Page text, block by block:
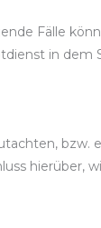
Fälle
in dem
bzw.
hierüber,